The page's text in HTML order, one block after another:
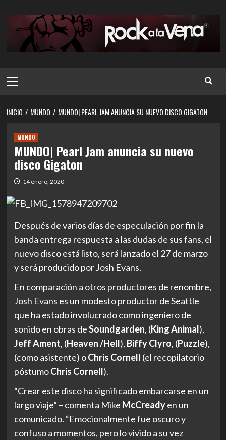
contenido
principal
INICIO MUNDO MUNDO| PEARL JAM ANUNCIA SU NUEVO DISCO GIGATON
MUNDO
MUNDO| Pearl Jam anuncia su nuevo
disco Gigaton
14 enero, 2020
Después de varios días de especulación por fin la
banda entrega respuesta a las dudas de sus fans, el
nuevo disco está listo, será lanzado el 27 de marzo
y será producido por Josh Evans.
En comparación a otros productores de renombre,
Josh Evans es un modesto productor de Seattle
que ha estado involucrado como ingeniero de
sonido en obras deSoundgarden, (King Animal),
Jeff Ament, (Heaven /Hell), Biffy Clyro, (Puzzle),
(como asistente) oChris Cornell (el recopilatorio
póstumoChris Cornell).
“Crear este disco ha significado embarcarse en un
largo viaje” – comenta Mike McCreadyen un
comunicado. “Emocionalmente fue oscuro y
confuso a momentos, pero lo vivido a su vez